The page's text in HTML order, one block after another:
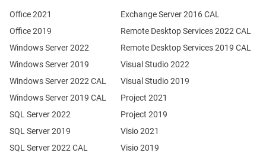
Office 2021
Office 2019
Windows Server 2022
Windows Server 2019
SQL Server 2022
SQL Server 2019
Windows Server 2022 CAL
Windows Server 2019 CAL
SQL Server 2022 CAL
Remote Desktop Services 2022 CAL
Remote Desktop Services 2019 CAL
Exchange Server 2016 CAL
Visual Studio 2022
Visual Studio 2019
Project 2021
Project 2019
Visio 2021
Visio 2019